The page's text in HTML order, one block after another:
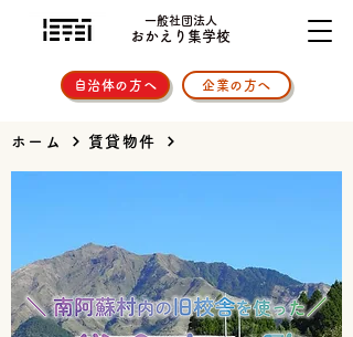
一般社団法人
おかえり集学校
自治体の方へ 企業の方へ
ホーム 賃貸物件